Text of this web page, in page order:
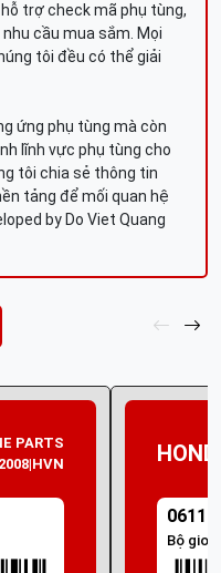
trợ check mã phụ tùng,
cầu mua sắm. Mọi
tôi đều có thể giải
ứng phụ tùng mà còn
lĩnh vực phụ tùng cho
tôi chia sẻ thông tin
tảng để mối quan hệ
by Do Viet Quang
PARTS
Bộ